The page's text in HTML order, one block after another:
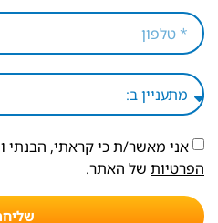
אני מאשר/ת כי קראתי, הבנתי
הפרטיות של האתר.